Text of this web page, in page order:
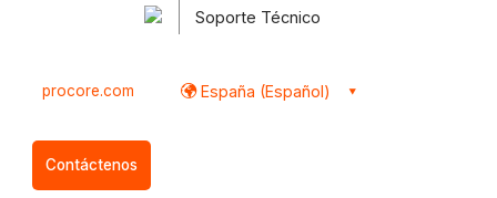
Soporte Técnico
procore.com España (Español)
Contáctenos